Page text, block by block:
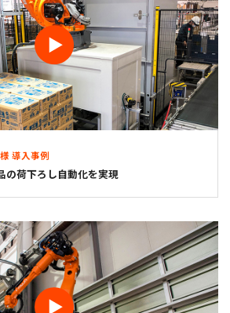
導入事例
の荷下ろし自動化を実現